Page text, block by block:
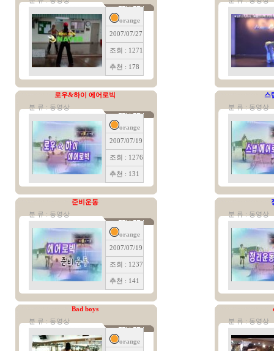
orange
2007/07/27
조회 : 1271
추천 : 178
로우&하이 에어로빅
분 류 : 동영상
orange
2007/07/19
조회 : 1276
추천 : 131
스
분 류 : 동영상
준비운동
분 류 : 동영상
orange
2007/07/19
조회 : 1237
추천 : 141
분 류 : 동영상
Bad boys
분 류 : 동영상
orange
분 류 : 동영상